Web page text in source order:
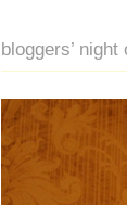
bloggers’